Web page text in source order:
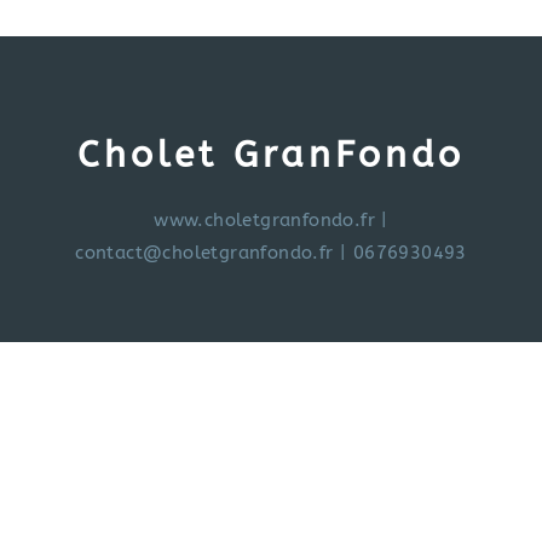
Cholet GranFondo
www.choletgranfondo.fr
contact@choletgranfondo.fr | 0676930493